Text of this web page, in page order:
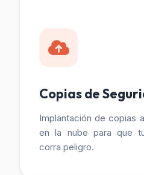
Copias de
Implantación de copias
en la nube para que
corra peligro.